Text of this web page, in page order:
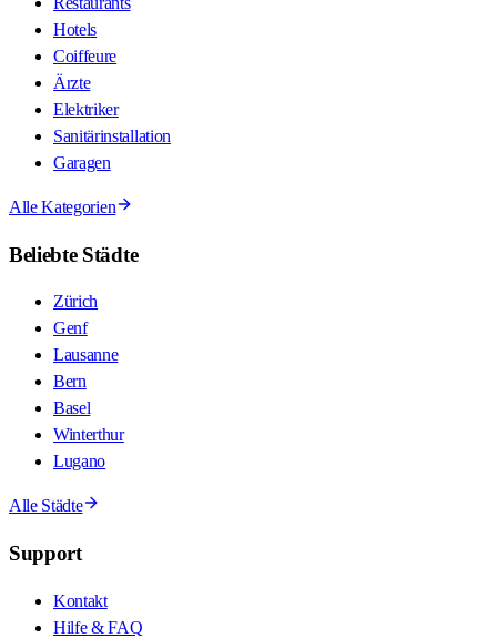
Hotels
Coiffeure
Ärzte
Elektriker
Sanitärinstallation
Garagen
Alle Kategorien
Beliebte Städte
Zürich
Genf
Lausanne
Bern
Basel
Winterthur
Lugano
Alle Städte
Support
Kontakt
Hilfe & FAQ